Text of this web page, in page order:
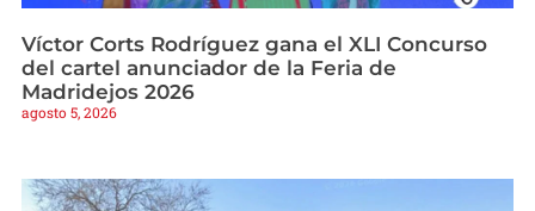
Víctor Corts Rodríguez gana el XLI Concurso
del cartel anunciador de la Feria de
Madridejos 2026
agosto 5, 2026